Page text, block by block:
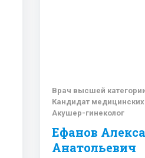
Врач высшей
Кандидат медицинских
Акушер-гинеколог
Ефанов
Анатольевич